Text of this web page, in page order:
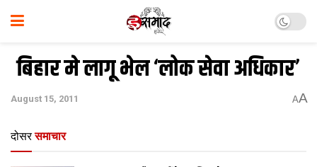
बिहार मे लागू भेल ‘लोक सेवा अधिकार’
August 15, 2011 AA
दोसर समाचार